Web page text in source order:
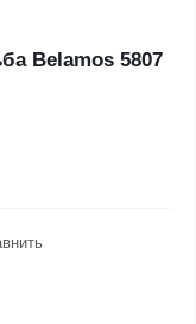
Belamos 5807